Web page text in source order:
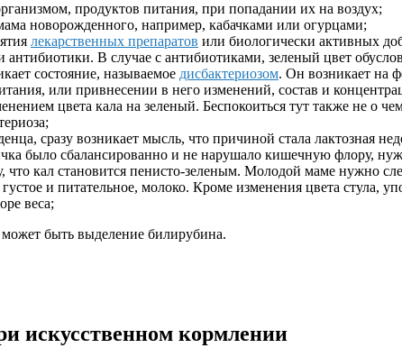
продуктов питания, при попадании их на воздух;
новорожденного, например, кабачками или огурцами;
лекарственных препаратов или биологически активных
антибиотики. В случае с антибиотиками, зеленый цвет
состояние, называемое дисбактериозом. Он возникает на
или привнесении в него изменений, состав и
цвета кала на зеленый. Беспокоиться тут также не о
сразу возникает мысль, что причиной стала лактозная
было сбалансированно и не нарушало кишечную флору,
кал становится пенисто-зеленым. Молодой маме нужно
и питательное, молоко. Кроме изменения цвета стула,
веса;
быть выделение билирубина.
искусственном кормлении